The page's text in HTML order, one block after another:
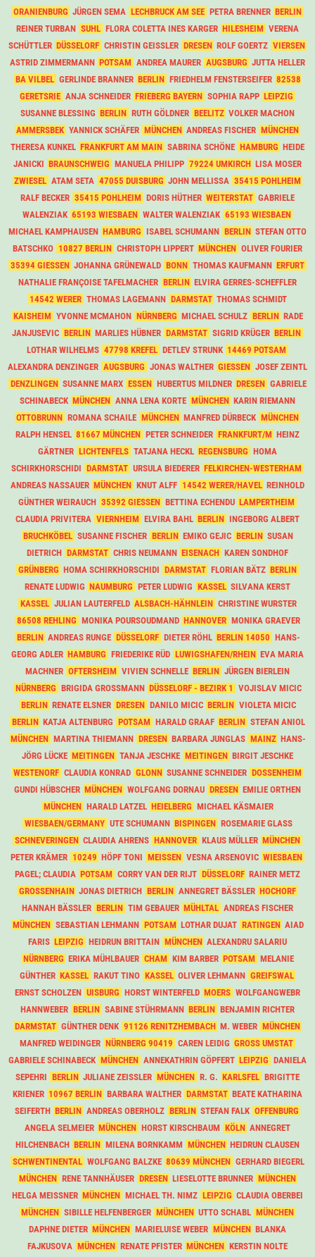
ORANIENBURG JÜRGEN SEMA LECHBRUCK AM SEE PETRA BRENNER BERLIN
REINER TURBAN SUHL FLORA COLETTA INES KARGER HILESHEIM VERENA
SCHÜTTLER DÜSSELORF CHRISTIN GEISSLER DRESEN ROLF GOERTZ VIERSEN
ASTRID ZIMMERMANN POTSAM ANDREA MAURER AUGSBURG JUTTA HELLER
BA VILBEL GERLINDE BRANNER BERLIN FRIEDHELM FENSTERSEIFER 82538
GERETSRIE ANJA SCHNEIDER FRIEBERG BAYERN SOPHIA RAPP LEIPZIG
SUSANNE BLESSING BERLIN RUTH GÖLDNER BEELITZ VOLKER MACHON
AMMERSBEK YANNICK SCHÄFER MÜNCHEN ANDREAS FISCHER MÜNCHEN
THERESA KUNKEL FRANKFURT AM MAIN SABRINA SCHÖNE HAMBURG HEIDE
JANICKI BRAUNSCHWEIG MANUELA PHILIPP 79224 UMKIRCH LISA MOSER
ZWIESEL ATAM SETA 47055 DUISBURG JOHN MELLISSA 35415 POHLHEIM
RALF BECKER 35415 POHLHEIM DORIS HÜTHER WEITERSTAT GABRIELE
WALENZIAK 65193 WIESBAEN WALTER WALENZIAK 65193 WIESBAEN
MICHAEL KAMPHAUSEN HAMBURG ISABEL SCHUMANN BERLIN STEFAN OTTO
BATSCHKO 10827 BERLIN CHRISTOPH LIPPERT MÜNCHEN OLIVER FOURIER
35394 GIESSEN
JOHANNA GRÜNEWALD BONN THOMAS KAUFMANN ERFURT
NATHALIE FRANÇOISE TAFELMACHER BERLIN ELVIRA GERRES-SCHEFFLER
14542 WERER THOMAS LAGEMANN DARMSTAT THOMAS SCHMIDT
KAISHEIM YVONNE MCMAHON NÜRNBERG MICHAEL SCHULZ BERLIN RADE
JANJUSEVIC BERLIN MARLIES HÜBNER DARMSTAT SIGRID KRÜGER BERLIN
LOTHAR WILHELMS 47798 KREFEL DETLEV STRUNK 14469 POTSAM
ALEXANDRA DENZINGER AUGSBURG JONAS WALTHER GIESSEN
JOSEF ZEINTL
DENZLINGEN SUSANNE MARX ESSEN HUBERTUS MILDNER DRESEN GABRIELE
SCHINABECK MÜNCHEN ANNA LENA KORTE MÜNCHEN KARIN RIEMANN
OTTOBRUNN ROMANA SCHAILE MÜNCHEN MANFRED DÜRBECK MÜNCHEN
RALPH HENSEL 81667 MÜNCHEN PETER SCHNEIDER FRANKFURT/M HEINZ
GÄRTNER LICHTENFELS TATJANA HECKL REGENSBURG HOMA
SCHIRKHORSCHIDI DARMSTAT URSULA BIEDERER FELKIRCHEN-WESTERHAM
ANDREAS NASSAUER MÜNCHEN KNUT ALFF 14542 WERER/HAVEL REINHOLD
GÜNTHER WEIRAUCH 35392 GIESSEN BETTINA ECHENDU LAMPERTHEIM
CLAUDIA PRIVITERA VIERNHEIM ELVIRA BAHL BERLIN INGEBORG ALBERT
BRUCHKÖBEL SUSANNE FISCHER BERLIN EMIKO GEJIC BERLIN SUSAN
DIETRICH DARMSTAT CHRIS NEUMANN EISENACH KAREN SONDHOF
GRÜNBERG HOMA SCHIRKHORSCHIDI DARMSTAT FLORIAN BÄTZ BERLIN
RENATE LUDWIG NAUMBURG PETER LUDWIG KASSEL SILVANA KERST
KASSEL JULIAN LAUTERFELD ALSBACH-HÄHNLEIN CHRISTINE WURSTER
86508 REHLING MONIKA POURSOUDMAND HANNOVER MONIKA GRAEVER
BERLIN ANDREAS RUNGE DÜSSELORF DIETER RÖHL BERLIN 14050 HANS-
GEORG ADLER HAMBURG FRIEDERIKE RÜD LUWIGSHAFEN/RHEIN EVA MARIA
MACHNER OFTERSHEIM VIVIEN SCHNELLE BERLIN JÜRGEN BIERLEIN
NÜRNBERG BRIGIDA GROSSMANN DÜSSELORF - BEZIRK 1 VOJISLAV MICIC
BERLIN RENATE ELSNER DRESEN DANILO MICIC BERLIN VIOLETA MICIC
BERLIN KATJA ALTENBURG POTSAM HARALD GRAAF BERLIN STEFAN ANIOL
MÜNCHEN MARTINA THIEMANN DRESEN BARBARA JUNGLAS MAINZ HANS-
JÖRG LÜCKE MEITINGEN TANJA JESCHKE MEITINGEN BIRGIT JESCHKE
WESTENORF CLAUDIA KONRAD GLONN SUSANNE SCHNEIDER DOSSENHEIM
GUNDI HÜBSCHER MÜNCHEN WOLFGANG DORNAU DRESEN EMILIE ORTHEN
MÜNCHEN HARALD LATZEL HEIELBERG MICHAEL KÄSMAIER
WIESBAEN/GERMANY UTE SCHUMANN BISPINGEN ROSEMARIE GLASS
SCHNEVERINGEN CLAUDIA AHRENS HANNOVER KLAUS MÜLLER MÜNCHEN
PETER KRÄMER 10249 HÖPF TONI MEISSEN VESNA ARSENOVIC WIESBAEN
PAGEL; CLAUDIA POTSAM CORRY VAN DER RIJT DÜSSELORF RAINER METZ
GROSSENHAIN
JONAS DIETRICH BERLIN ANNEGRET BÄSSLER
HOCHORF
HANNAH BÄSSLER
BERLIN TIM GEBAUER MÜHLTAL ANDREAS FISCHER
MÜNCHEN SEBASTIAN LEHMANN POTSAM LOTHAR DUJAT RATINGEN AIAD
FARIS LEIPZIG HEIDRUN BRITTAIN MÜNCHEN ALEXANDRU SALARIU
NÜRNBERG ERIKA MÜHLBAUER CHAM KIM BARBER POTSAM MELANIE
GÜNTHER KASSEL RAKUT TINO KASSEL OLIVER LEHMANN GREIFSWAL
ERNST SCHOLZEN UISBURG HORST WINTERFELD MOERS WOLFGANGWEBR
HANNWEBER BERLIN SABINE STÜHRMANN BERLIN BENJAMIN RICHTER
DARMSTAT GÜNTHER DENK 91126 RENITZHEMBACH M. WEBER MÜNCHEN
MANFRED WEIDINGER NÜRNBERG 90419 CAREN LEIDIG GROSS UMSTAT
GABRIELE SCHINABECK MÜNCHEN ANNEKATHRIN GÖPFERT LEIPZIG DANIELA
SEPEHRI BERLIN JULIANE ZEISSLER MÜNCHEN R. G. KARLSFEL BRIGITTE
KRIENER 10967 BERLIN BARBARA WALTHER DARMSTAT BEATE KATHARINA
SEIFERTH BERLIN ANDREAS OBERHOLZ BERLIN STEFAN FALK OFFENBURG
ANGELA SELMEIER MÜNCHEN HORST KIRSCHBAUM KÖLN ANNEGRET
HILCHENBACH BERLIN MILENA BORNKAMM MÜNCHEN HEIDRUN CLAUSEN
SCHWENTINENTAL WOLFGANG BALZKE 80639 MÜNCHEN GERHARD BIEGERL
MÜNCHEN RENE TANNHÄUSER DRESEN LIESELOTTE BRUNNER MÜNCHEN
HELGA MEISSNER MÜNCHEN MICHAEL TH. NIMZ LEIPZIG CLAUDIA OBERBEI
MÜNCHEN SIBILLE HELFENBERGER MÜNCHEN UTTO SCHABL MÜNCHEN
DAPHNE DIETER MÜNCHEN MARIELUISE WEBER MÜNCHEN BLANKA
FAJKUSOVA MÜNCHEN RENATE PFISTER MÜNCHEN KERSTIN NOLTE